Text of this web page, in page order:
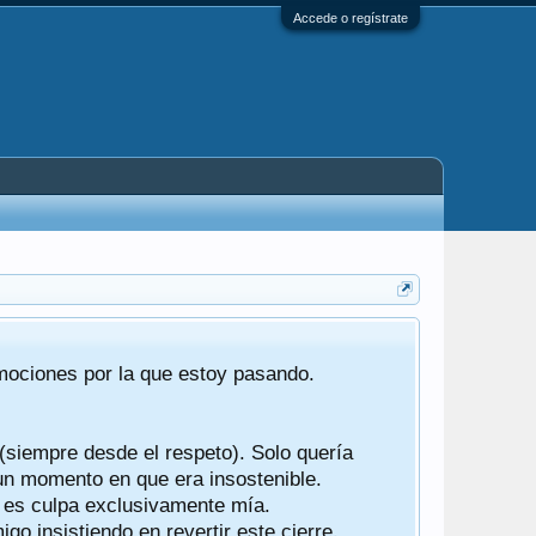
Accede o regístrate
por la que estoy pasando.
desde el respeto). Solo quería
momento en que era insostenible.
culpa exclusivamente mía.
insistiendo en revertir este cierre.